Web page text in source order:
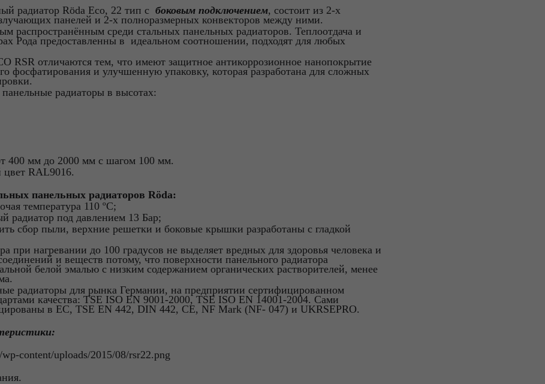
радиатор Rӧda Eco, 22 тип с боковым подключением, состоит из 2-х
панелей и 2-х полноразмерных конвекторов между ними.
распространённым среди стальных панельных радиаторов. Теплоотдача и
Рода предоставленны в идеальном соотношении, подходят для любых
RSR отличаются тем, что имеют защитное антикоррозионное нанопокрытие
фосфатирования и улучшенную упаковку, которая разработана для сложных
радиаторы в высотах:
400 мм до 2000 мм с шагом 100 мм.
RAL9016.
панельных радиаторов Rӧda:
температура 110 ºС;
радиатор под давлением 13 Бар;
сбор пыли, верхние решетки и боковые крышки разработаны с гладкой
при нагревании до 100 градусов не выделяет вредных для здоровья человека и
и веществ потому, что поверхности панельного радиатора
белой эмалью с низким содержанием органических растворителей, менее
радиаторы для рынка Германии, на предприятии сертифицированном
качества: TSE ISO EN 9001-2000, TSE ISO EN 14001-2004. Сами
в ЕС, TSE EN 442, DIN 442, CE, NF Mark (NF- 047) и UKRSEPRO.